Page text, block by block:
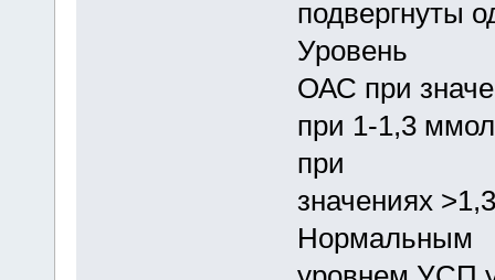
подвергнуты
Уровень
ОАС при
при 1-1,3
при
значениях
Нормальным